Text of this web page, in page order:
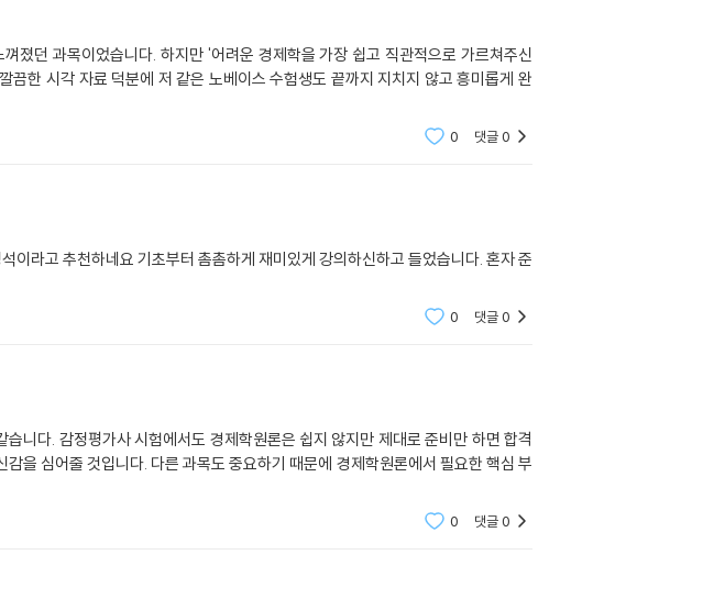
졌던 과목이었습니다. 하지만 '어려운 경제학을 가장 쉽고 직관적으로 가르쳐주신
한 시각 자료 덕분에 저 같은 노베이스 수험생도 끝까지 지치지 않고 흥미롭게 완
0 댓글0
라고 추천하네요 기초부터 촘촘하게 재미있게 강의하신하고 들었습니다. 혼자 준
0 댓글0
니다. 감정평가사 시험에서도 경제학원론은 쉽지 않지만 제대로 준비만 하면 합격
을 심어줄 것입니다. 다른 과목도 중요하기 때문에 경제학원론에서 필요한 핵심 부
0 댓글0